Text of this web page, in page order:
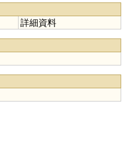
詳細資料